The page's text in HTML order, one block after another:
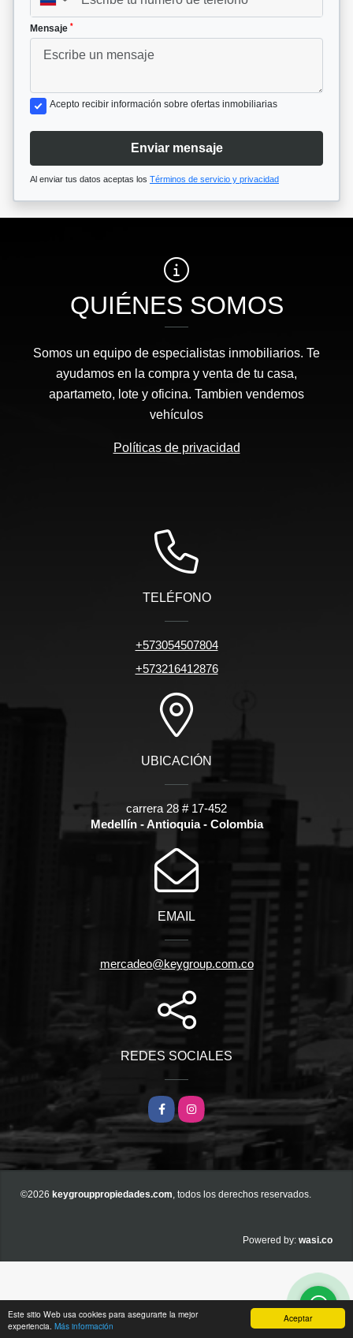
Aceptar
Este sitio Web usa cookies para asegurarte la mejor
experiencia. Más información
Mensaje *
Acepto recibir información sobre ofertas inmobiliarias
Enviar mensaje
Al enviar tus datos aceptas los Términos de servicio y privacidad
QUIÉNES SOMOS
Somos un equipo de especialistas inmobiliarios. Te
ayudamos en la compra y venta de tu casa,
apartameto, lote y oficina. Tambien vendemos
vehículos
Políticas de privacidad
TELÉFONO
+573054507804
+573216412876
UBICACIÓN
carrera 28 # 17-452
Medellín - Antioquia - Colombia
EMAIL
mercadeo@keygroup.com.co
REDES SOCIALES
FacebookInstagram
©2026 keygrouppropiedades.com, todos los derechos reservados.
Powered by: wasi.co